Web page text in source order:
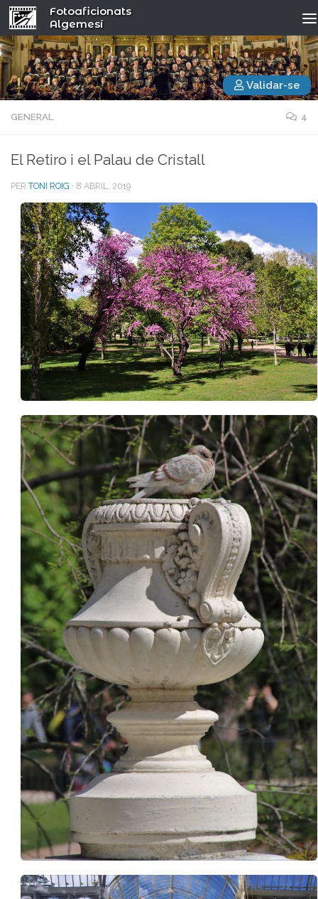
Fotoaficionats
Algemesí
Validar-se
GENERAL 4
El Retiro i el Palau de Cristall
PER TONI ROIG · 8 ABRIL, 2019